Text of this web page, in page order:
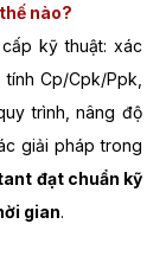
nào?
kỹ thuật: xác
Cp/Cpk/Ppk,
trình, nâng độ
giải pháp trong
đạt chuẩn kỹ
gian.